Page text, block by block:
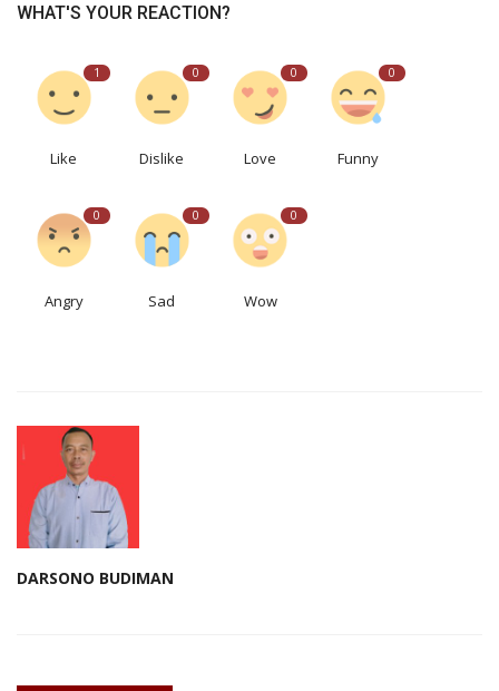
WHAT'S YOUR REACTION?
1
Like
0
Dislike
0
Love
0
Funny
0
Angry
0
Sad
0
Wow
DARSONO BUDIMAN